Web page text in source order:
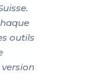
outils